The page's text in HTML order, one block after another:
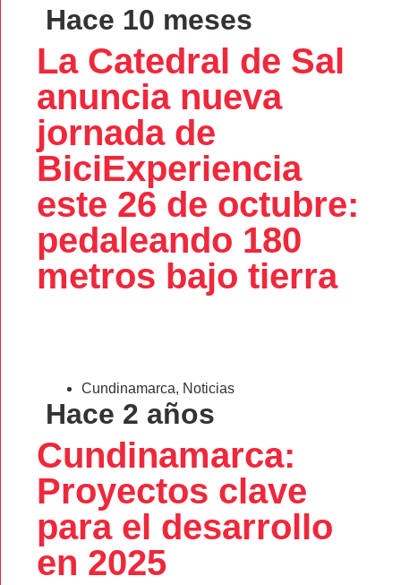
Hace 10 meses
La Catedral de Sal
anuncia nueva
jornada de
BiciExperiencia
este 26 de octubre:
pedaleando 180
metros bajo tierra
Cundinamarca, Noticias
Hace 2 años
Cundinamarca:
Proyectos clave
para el desarrollo
en 2025